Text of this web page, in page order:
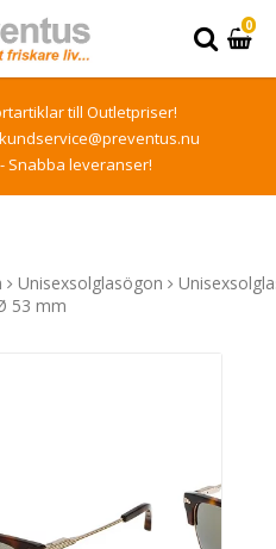
0
till Outletpriser!
Snabba leveranser!
Unisexsolglasögon
53 mm